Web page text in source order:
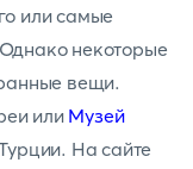
или самые
некоторые
вещи.
или Музей
На сайте